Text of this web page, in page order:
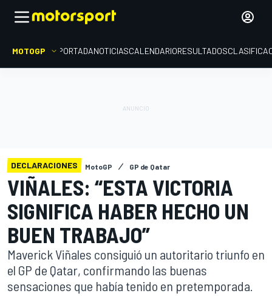
MOTOGP PORTADANOTICIASCALENDARIORESULTADOS
DECLARACIONES MotoGP GP de Qatar
VIÑALES: “ESTA VICTORIA
SIGNIFICA HABER HECHO UN
BUEN TRABAJO”
Maverick Viñales consiguió un autoritario triunfo en
el GP de Qatar, confirmando las buenas
sensaciones que había tenido en pretemporada.